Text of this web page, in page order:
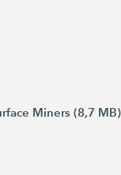
Miners (8,7 MB)